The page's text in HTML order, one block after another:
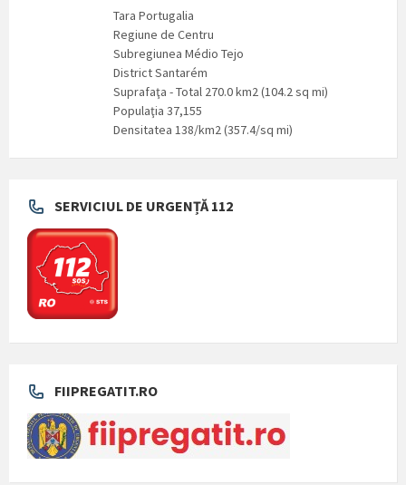
Tara Portugalia
Regiune de Centru
Subregiunea Médio Tejo
District Santarém
Suprafaţa - Total 270.0 km2 (104.2 sq mi)
Populaţia 37,155
Densitatea 138/km2 (357.4/sq mi)
SERVICIUL DE URGENȚĂ 112
FIIPREGATIT.RO